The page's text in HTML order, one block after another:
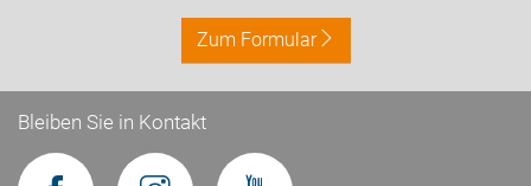
Zum Formular
Bleiben Sie in Kontakt